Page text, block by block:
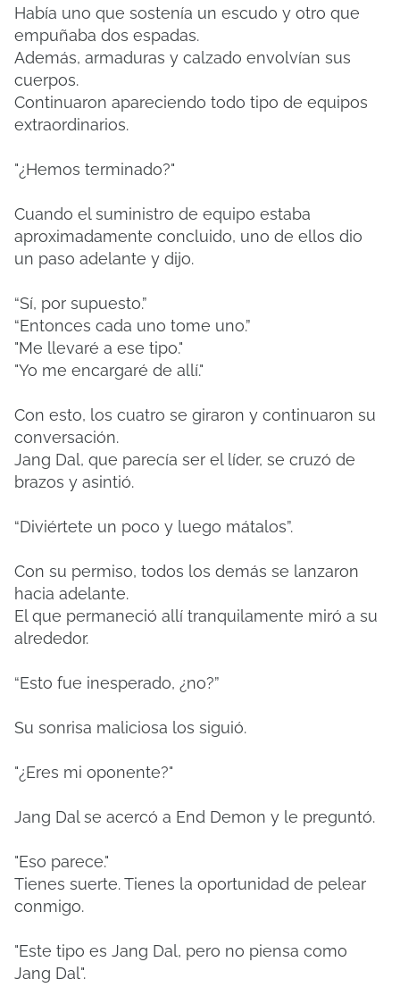
Había uno que sostenía un escudo y otro que
empuñaba dos espadas.
Además, armaduras y calzado envolvían sus
cuerpos.
Continuaron apareciendo todo tipo de equipos
extraordinarios.
"¿Hemos terminado?"
Cuando el suministro de equipo estaba
aproximadamente concluido, uno de ellos dio
un paso adelante y dijo.
“Sí, por supuesto.”
“Entonces cada uno tome uno.”
"Me llevaré a ese tipo."
"Yo me encargaré de allí."
Con esto, los cuatro se giraron y continuaron su
conversación.
Jang Dal, que parecía ser el líder, se cruzó de
brazos y asintió.
“Diviértete un poco y luego mátalos”.
Con su permiso, todos los demás se lanzaron
hacia adelante.
El que permaneció allí tranquilamente miró a su
alrededor.
“Esto fue inesperado, ¿no?”
Su sonrisa maliciosa los siguió.
"¿Eres mi oponente?"
Jang Dal se acercó a End Demon y le preguntó.
"Eso parece."
Tienes suerte. Tienes la oportunidad de pelear
conmigo.
"Este tipo es Jang Dal, pero no piensa como
Jang Dal".